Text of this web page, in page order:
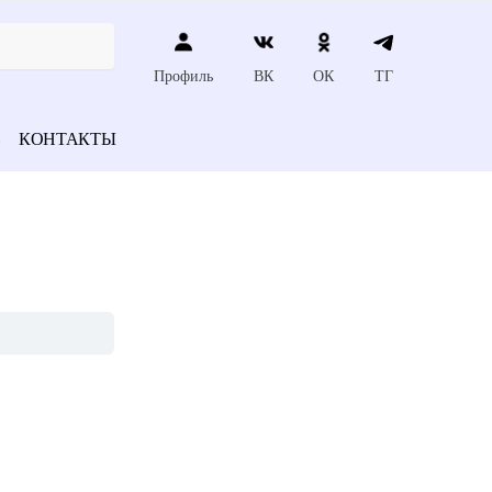
Профиль ВК ОК ТГ
КОНТАКТЫ